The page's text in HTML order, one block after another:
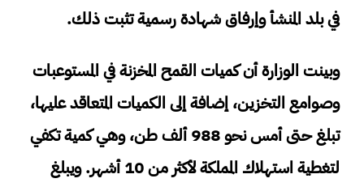
في بلد المنشأ وإرفاق شهادة رسمية تثبت ذلك.
وبينت الوزارة أن كميات القمح المخزنة في المستوعبات
وصوامع التخزين، إضافة إلى الكميات المتعاقد عليها،
تبلغ حتى أمس نحو 988 ألف طن، وهي كمية تكفي
لتغطية استهلاك المملكة لأكثر من 10 أشهر. ويبلغ